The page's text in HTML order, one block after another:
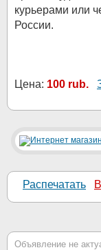
курьерами или
России.
Цена: 100 rub.
Распечатать
Объявление не